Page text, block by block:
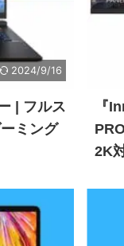
2024/9/16
| フルス
ミング
『
2K